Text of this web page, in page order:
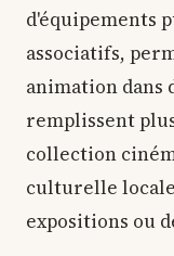
d'équipements
associatifs,
animation dans
remplissent
collection
culturelle
expositions ou